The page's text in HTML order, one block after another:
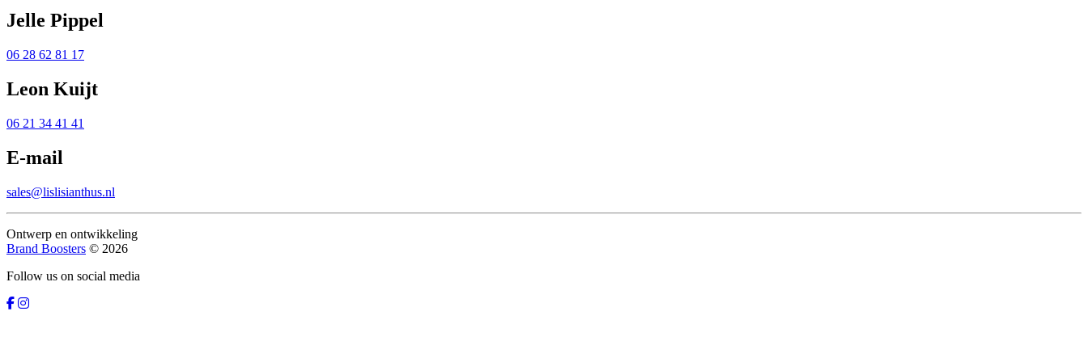
Jelle Pippel
06 28 62 81 17
Leon Kuijt
06 21 34 41 41
E-mail
sales@lislisianthus.nl
Ontwerp en ontwikkeling
Brand Boosters © 2026
Follow us on social media